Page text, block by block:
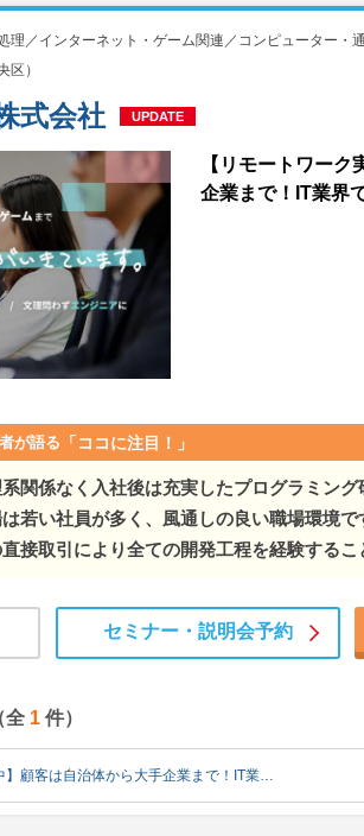
理／インターネット・ゲーム関連／コンピューター・
区）
式会社 UPDATE
【リモートワー
企業まで！IT業界
が語る 「ココに注目！」
関係なく入社後は充実したプログラミング
若い社員が多く、風通しの良い職場環境で
接取引により全ての開発工程を経験するこ
セミナー・ 説明会予約
全 1 件）
】顧客は自治体から大手企業まで！IT業…